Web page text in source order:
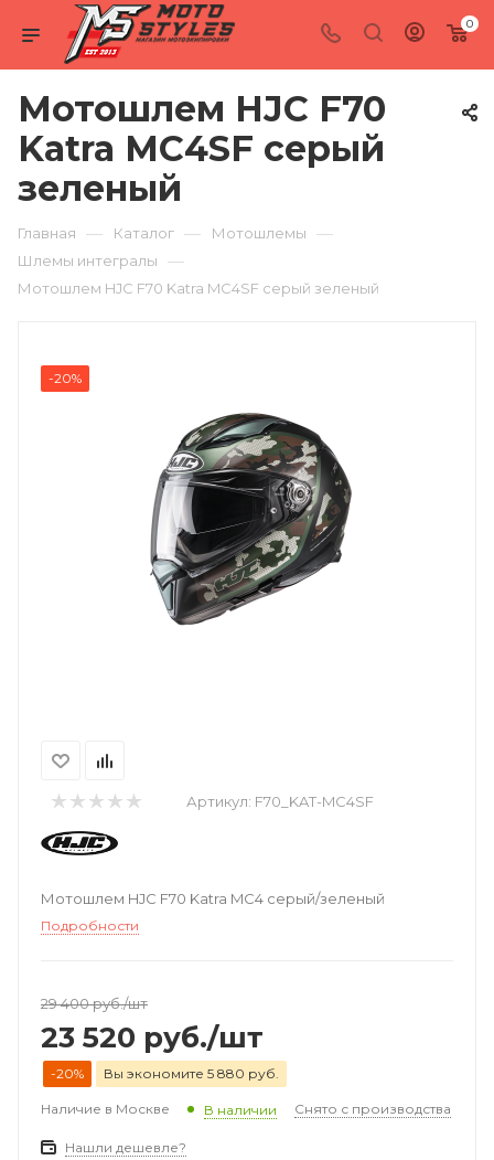
0
Мотошлем HJC F70
Katra MC4SF серый
зеленый
Главная — Каталог — Мотошлемы —
Шлемы интегралы —
Мотошлем HJC F70 Katra MC4SF серый зеленый
-20%
Артикул: F70_KAT-MC4SF
Мотошлем HJC F70 Katra MC4 серый/зеленый
Подробности
29 400руб./шт
23 520 руб./шт
-20% Вы экономите 5 880 руб.
Наличие в Москве В наличии Снято с производства
Нашли дешевле?